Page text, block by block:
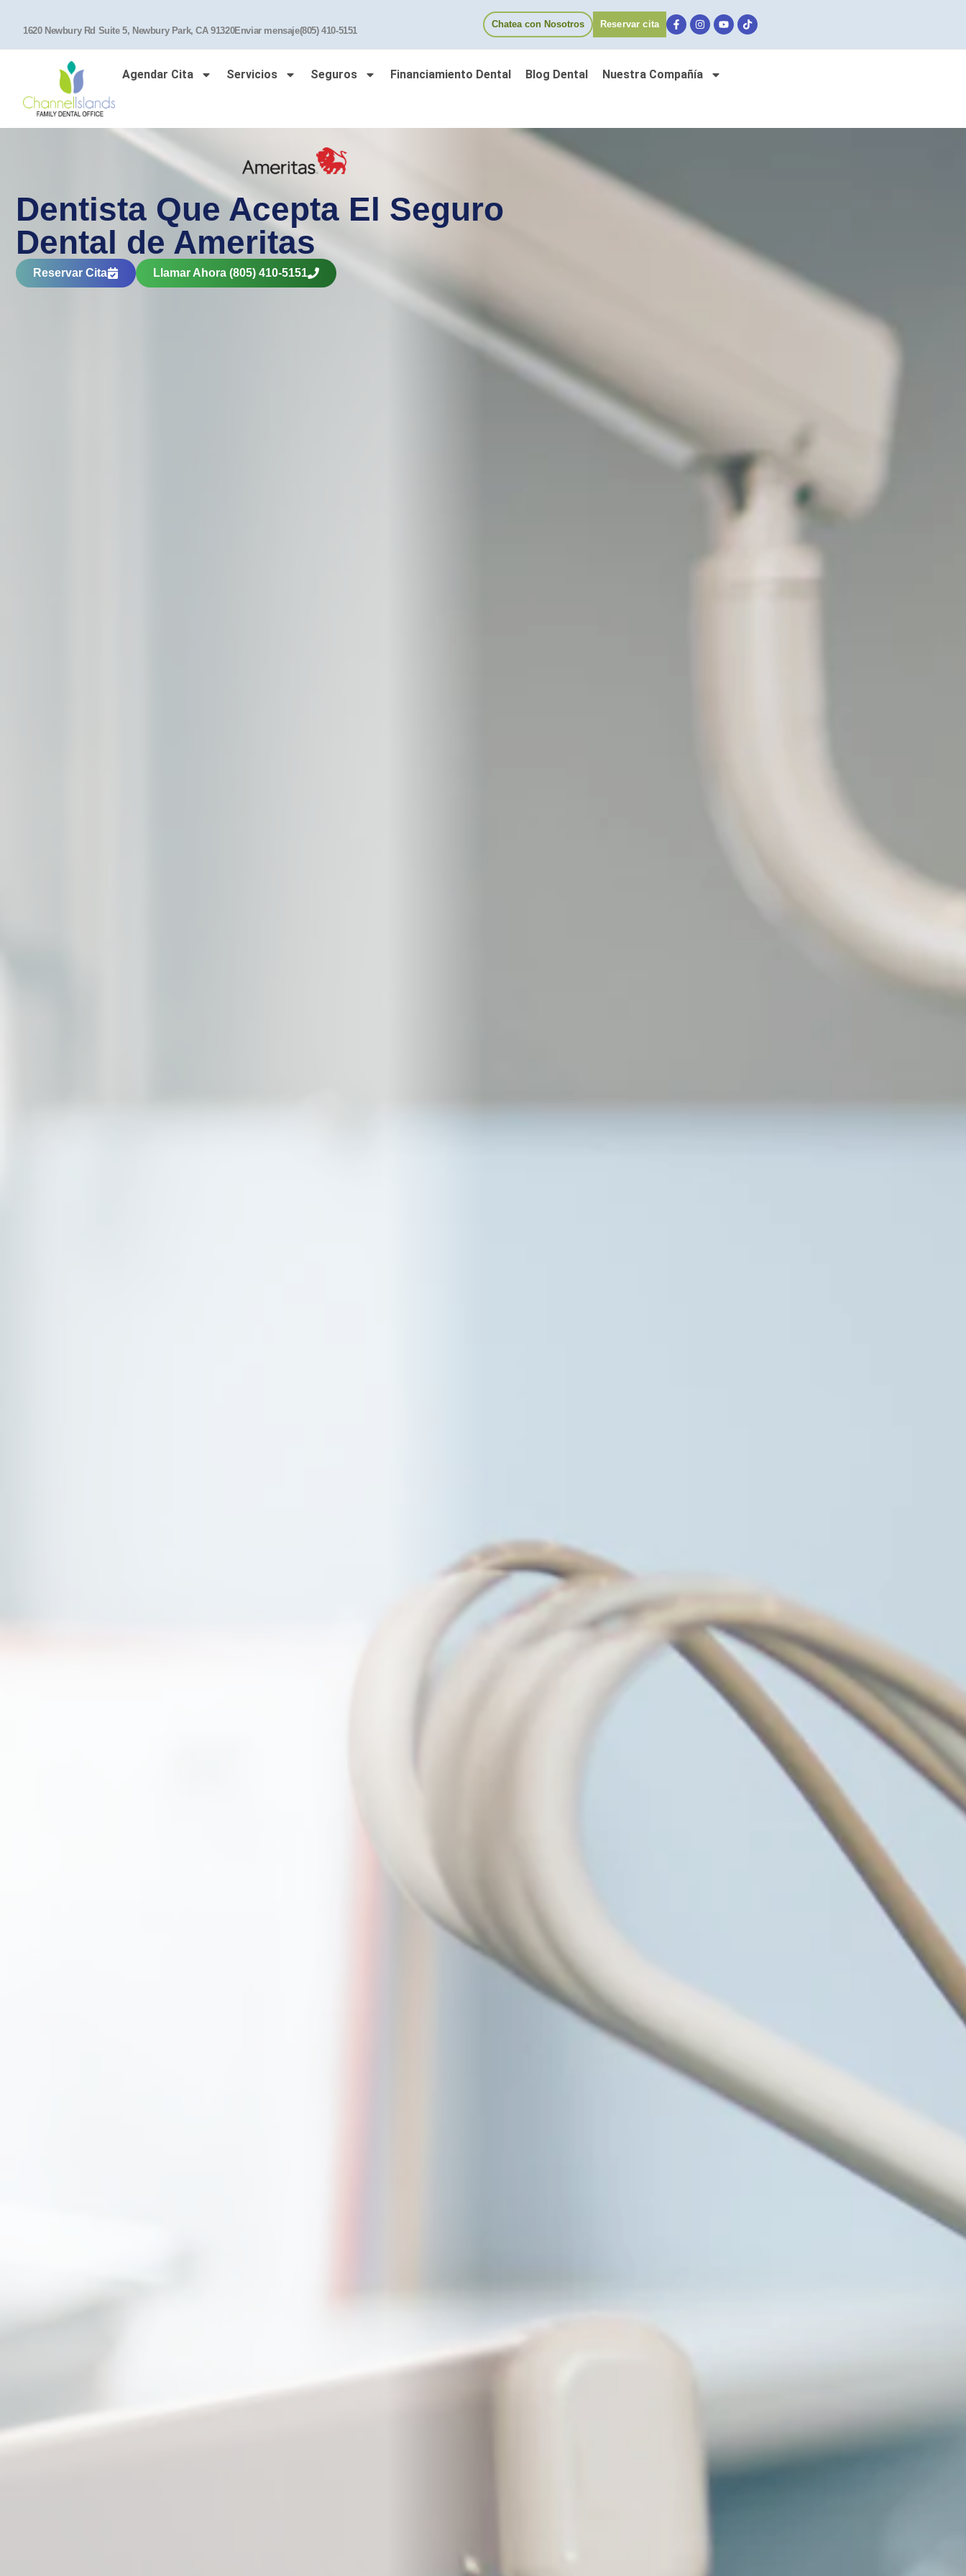
1620 Newbury Rd Suite 5, Newbury Park, CA 91320Enviar mensaje(805) 410-5151
Chatea con Nosotros Reservar cita
Agendar Cita Servicios Seguros Financiamiento Dental Blog Dental Nuestra Compañía
Dentista Que Acepta El Seguro
Dental de Ameritas
Reservar Cita Llamar Ahora (805) 410-5151